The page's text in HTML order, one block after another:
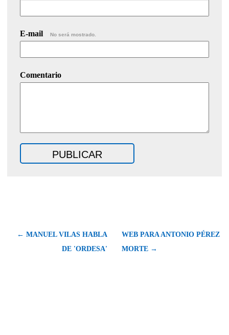
E-mail No será mostrado.
Comentario
← MANUEL VILAS HABLA
DE 'ORDESA'
WEB PARA ANTONIO PÉREZ
MORTE →